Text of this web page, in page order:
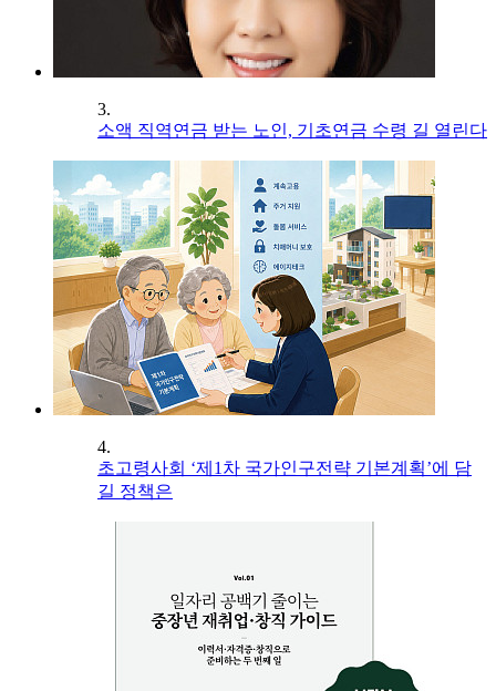
3.
소액 직역연금 받는 노인, 기초연금 수령 길 열린다
4.
초고령사회 ‘제1차 국가인구전략 기본계획’에 담
길 정책은